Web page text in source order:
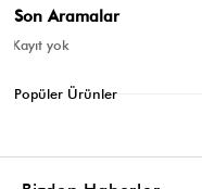
Sepette : ₺559,92
Son Aramalar
Kayıt yok
Popüler Ürünler